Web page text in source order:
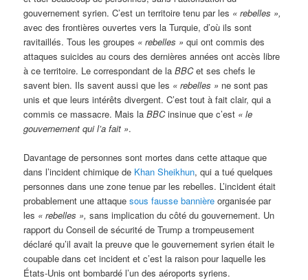
gouvernement syrien. C’est un territoire tenu par les « rebelles »,
avec des frontières ouvertes vers la Turquie, d’où ils sont
ravitaillés. Tous les groupes « rebelles » qui ont commis des
attaques suicides au cours des dernières années ont accès libre
à ce territoire. Le correspondant de laBBCet ses chefs le
savent bien. Ils savent aussi que les « rebelles » ne sont pas
unis et que leurs intérêts divergent. C’est tout à fait clair, qui a
commis ce massacre. Mais laBBCinsinue que c’est « le
gouvernement qui l’a fait ».
Davantage de personnes sont mortes dans cette attaque que
dans l’incident chimique de Khan Sheikhun, qui a tué quelques
personnes dans une zone tenue par les rebelles. L’incident était
probablement une attaquesous fausse bannière organisée par
les « rebelles », sans implication du côté du gouvernement. Un
rapport du Conseil de sécurité de Trump a trompeusement
déclaré qu’il avait la preuve que le gouvernement syrien était le
coupable dans cet incident et c’est la raison pour laquelle les
États-Unis ont bombardé l’un des aéroports syriens.